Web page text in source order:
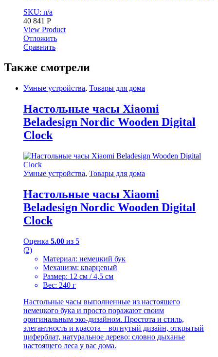
SKU: n/a
40 841 Р
View Product
Отложить
Сравнить
Также смотрели
Умные устройства, Товары для дома
Настольные часы Xiaomi
Beladesign Nordic Wooden Digital
Clock
Умные устройства, Товары для дома
Настольные часы Xiaomi
Beladesign Nordic Wooden Digital
Clock
Оценка 5.00 из 5
(2)
Материал: немецкий бук
Механизм: кварцевый
Размер: 12 см / 4,5 см
Вес: 240 г
Настольные часы выполненные из настоящего
немецкого бука и просто поражают своим
оригинальным эко-дизайном. Простота и стиль,
элегантность и красота – вогнутый дизайн, открытый
циферблат, натуральное дерево: словно дыханье
настоящего леса у вас дома.